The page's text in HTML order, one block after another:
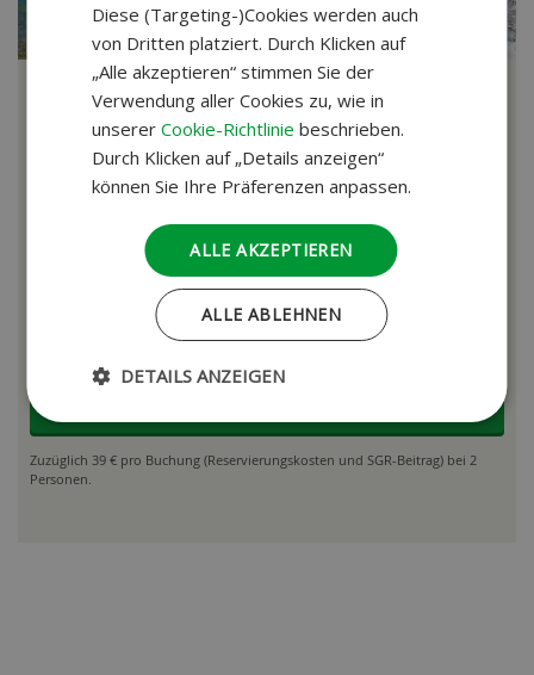
Albanien
AbenteuerreisenDuga Resa - Ancona
34 Tage | Abreise 14-05-27
Berat, Butrint und Gjirokastra
5-tägiger Strandurlaub auf Korfu
Zuzüglich 39 € pro Buchung (Reservierungskosten und SGR-Beitrag) bei 2
Personen.
Diese (Targeting-)Cookies werden auch
von Dritten platziert. Durch Klicken auf
„Alle akzeptieren“ stimmen Sie der
Verwendung aller Cookies zu, wie in
unsererCookie-Richtlinie beschrieben.
Durch Klicken auf „Details anzeigen“
können Sie Ihre Präferenzen anpassen.
ALLE AKZEPTIEREN
ALLE ABLEHNEN
DETAILS ANZEIGEN